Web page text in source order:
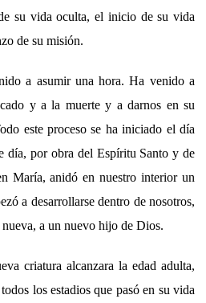
su vida oculta, el inicio de su vida
de su misión.
una hora. Ha venido a
y a la muerte y a darnos en su
este proceso se ha iniciado el día
día, por obra del Espíritu Santo y de
María, anidó en nuestro interior un
a desarrollarse dentro de nosotros,
a un nuevo hijo de Dios.
alcanzara la edad adulta,
los estadios que pasó en su vida